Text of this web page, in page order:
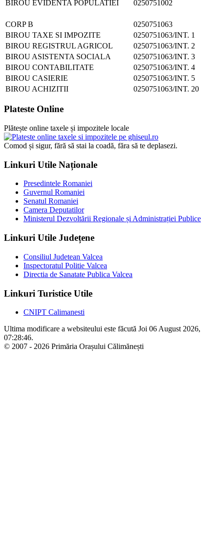
BIROU EVIDENTA POPULATIEI 0250751002
CORP B
0250751063
BIROU TAXE SI IMPOZITE
0250751063/INT. 1
BIROU REGISTRUL AGRICOL
0250751063/INT. 2
BIROU ASISTENTA SOCIALA
0250751063/INT. 3
BIROU CONTABILITATE
0250751063/INT. 4
BIROU CASIERIE
0250751063/INT. 5
BIROU ACHIZITII
0250751063/INT. 20
Plateste Online
Plătește online taxele și impozitele locale
Comod și sigur, fără să stai la coadă, făra să te deplasezi.
Linkuri Utile Naționale
Presedintele Romaniei
Guvernul Romaniei
Senatul Romaniei
Camera Deputatilor
Ministerul Dezvoltării Regionale și Administrației Publice
Linkuri Utile Județene
Consiliul Judetean Valcea
Inspectoratul Politie Valcea
Directia de Sanatate Publica Valcea
Linkuri Turistice Utile
CNIPT Calimanesti
Ultima modificare a websiteului este făcută Joi 06 August 2026,
07:28:46.
© 2007 - 2026 Primăria Orașului Călimănești